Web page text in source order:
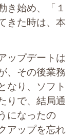
き始め、「１
きた時は、本
ップデートは
、その後業務
なり、ソフト
りで、結局通
になったの
アップを忘れ